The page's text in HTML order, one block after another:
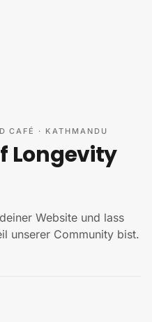
CAFÉ · KATHMANDU
Longevity
Website und lass
unserer Community bist.